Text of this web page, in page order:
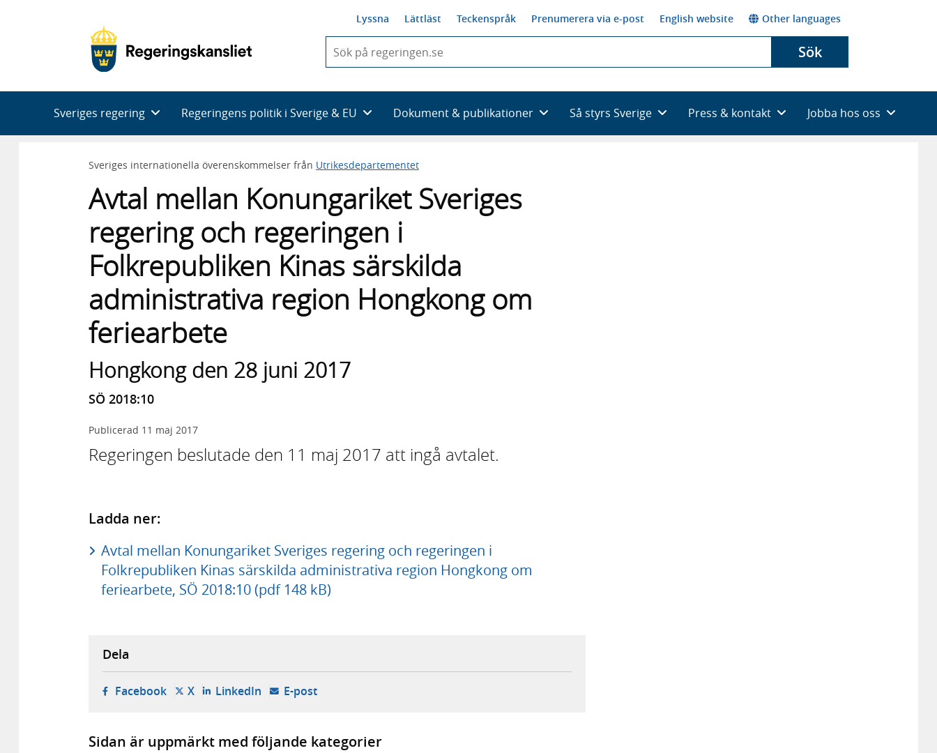
Lyssna Lättläst Teckenspråk Prenumerera via e-post English website Other languages
du
skriva
framträder
en
med
Sök
Sveriges regering Regeringens politik i Sverige & EU Dokument & publikationer Så styrs Sverige Press & kontakt Jobba hos oss
Sveriges internationella överenskommelser från Utrikesdepartementet
Avtal mellan Konungariket Sveriges
regering och regeringen i
Folkrepubliken Kinas särskilda
administrativa region Hongkong om
feriearbete
Hongkong den 28 juni 2017
SÖ 2018:10
Publicerad 11 maj 2017
Regeringen beslutade den 11 maj 2017 att ingå avtalet.
Ladda ner:
Avtal mellan Konungariket Sveriges regering och regeringen i
Folkrepubliken Kinas särskilda administrativa region Hongkong om
feriearbete, SÖ 2018:10 (pdf 148 kB)
Dela
Facebook- öppnas i ny flik, extern webbplats,
X- öppnas i ny flik, extern webbplats,
LinkedIn- öppnas i ny flik, extern webbplats,
E-post- öppnar din e-postklient,
Sidan är uppmärkt med följande kategorier